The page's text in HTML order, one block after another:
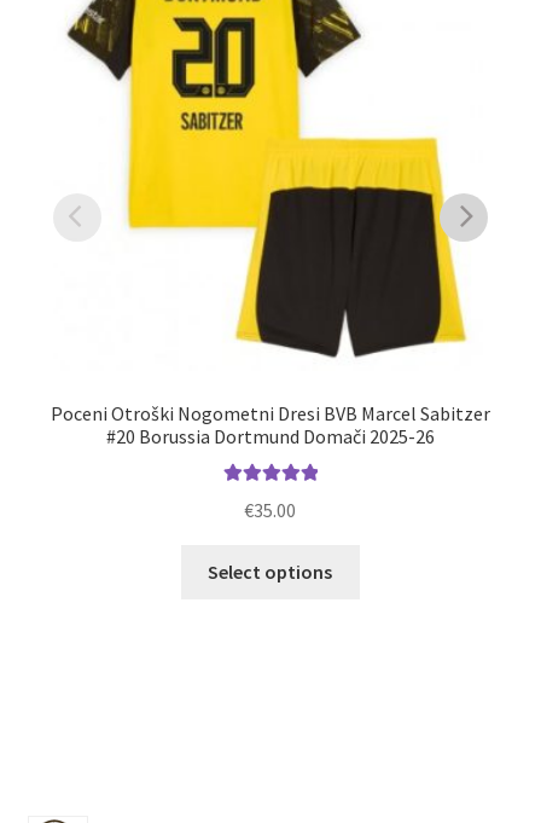
Poceni Otroški Nogometni Dresi BVB Marcel Sabitzer
#20 Borussia Dortmund Domači 2025-26
€35.00
Select options